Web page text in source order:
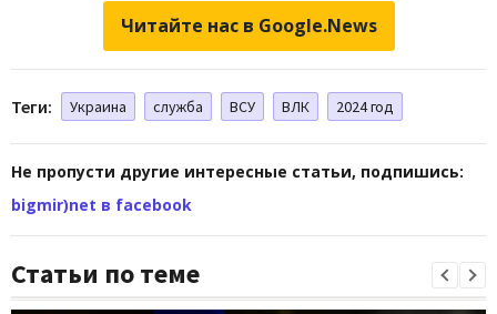
Читайте нас в Google.News
Теги: Украина служба ВСУ ВЛК 2024 год
Не пропусти другие интересные статьи, подпишись:
bigmir)net в facebook
Статьи по теме